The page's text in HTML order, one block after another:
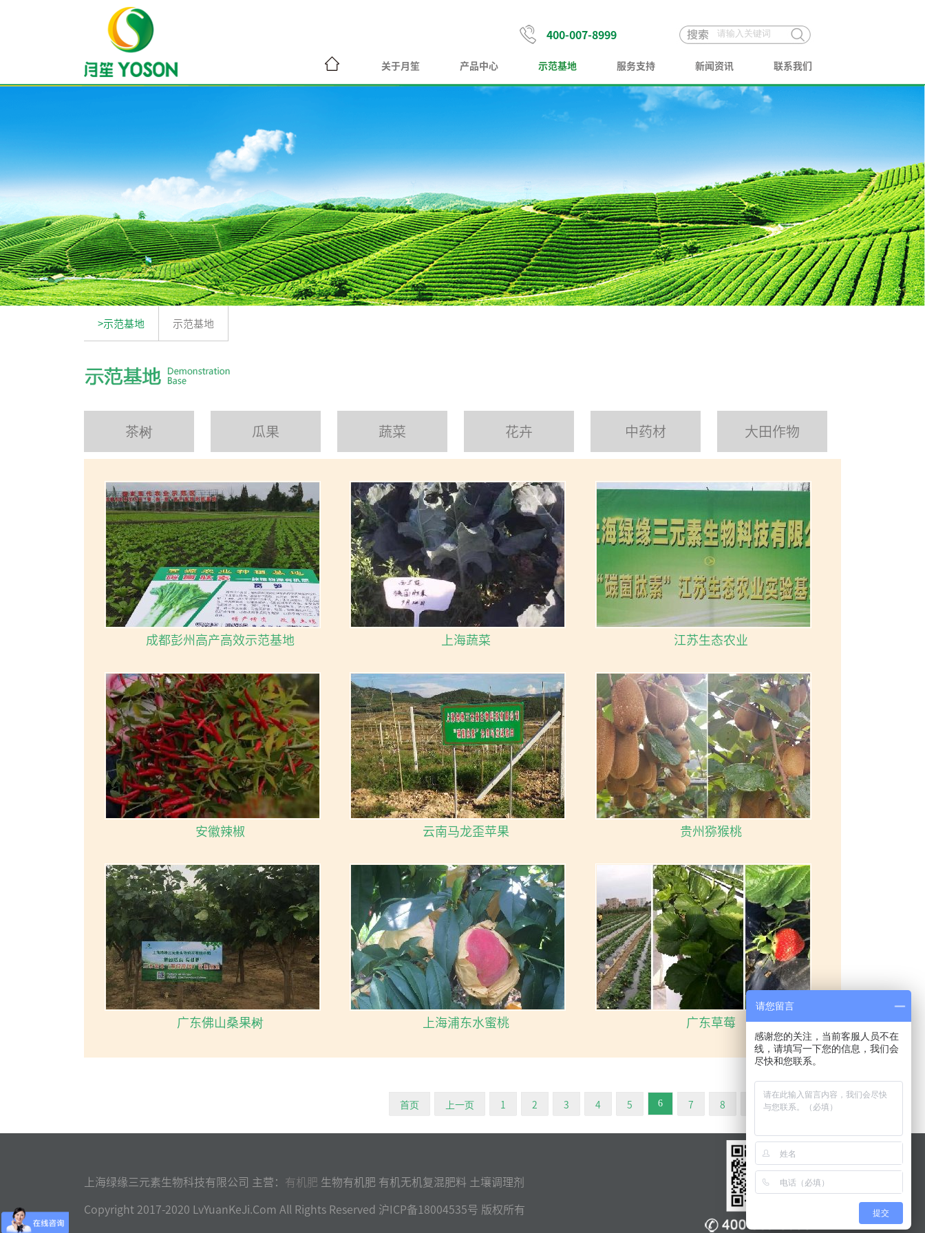
400-007-8999
关于月笙 产品中心 示范基地 服务支持 新闻资讯 联系我们
>示范基地 示范基地
茶树 瓜果 蔬菜 花卉 中药材 大田作物
成都彭州高产高效示范基地 上海蔬菜 江苏生态农业
安徽辣椒 云南马龙歪苹果 贵州猕猴桃
广东佛山桑果树 上海浦东水蜜桃 广东草莓
首页 上一页 1 2 3 4 5 6 7 8 下一页 末页
上海绿缘三元素生物科技有限公司 主营： 有机肥 生物有机肥 有机无机复混肥料 土壤调理剂
Copyright 2017-2020 LvYuanKeJi.Com All Rights Reserved 沪ICP备18004535号 版权所有
请您留言
感谢您的关注，当前客服人员不在
线，请填写一下您的信息，我们会
尽快和您联系。
提交